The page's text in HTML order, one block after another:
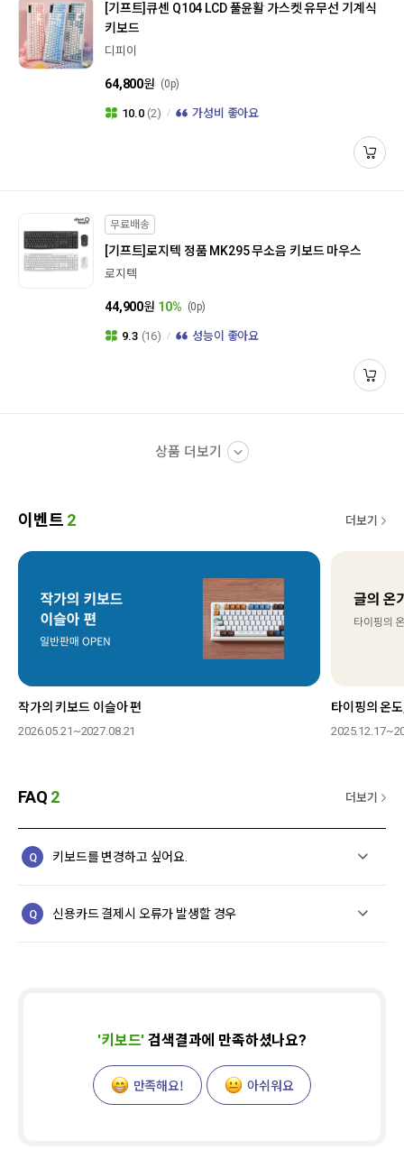
[기프트]큐센 Q104 LCD 풀윤활 가스켓 유무선 기계식
키보드
디피이
64,800원 (0p)
10.0 (2) 가성비 좋아요
무료배송
[기프트]로지텍 정품 MK295 무소음 키보드 마우스
로지텍
44,900원 10% (0p)
9.3 (16) 성능이 좋아요
상품 더보기
이벤트 2 더보기
작가의 키보드 이슬아 편
2026.05.21~2027.08.21
타이핑의 온
FAQ 2 더보기
Q 키보드를 변경하고 싶어요.
키보드 스페이스 바를 길게 누르시면 다른 키보드를 선택할 수
Q 신용카드 결제시 오류가 발생할 경우
사에 문의부탁드립니다.
현대카드: 1577-6000
국민카드: 1588-1688
신한카드: 1544-7000
'키보드' 검색결과에 만족하셨나요?
만족해요! 아쉬워요